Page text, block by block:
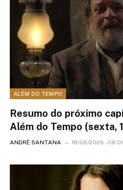
ALÉM DO TEMPO
Resumo do próximo
Além do Tempo (sexta,
ANDRÉ SANTANA 18/06/2026 -